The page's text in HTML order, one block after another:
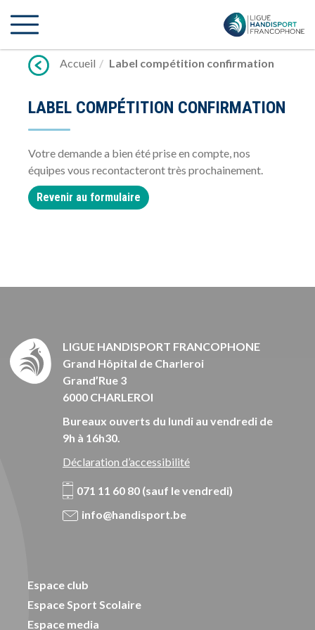
vers
Accueil
Label compétition confirmation
LABEL COMPÉTITION CONFIRMATION
Votre demande a bien été prise en compte, nos
équipes vous recontacteront très prochainement.
Revenir au formulaire
LIGUE HANDISPORT FRANCOPHONE
Grand Hôpital de Charleroi
Grand’Rue 3
6000 CHARLEROI
Bureaux ouverts du lundi au vendredi de
9h à 16h30.
Déclaration d’accessibilité
071 11 60 80 (sauf le vendredi)
info@handisport.be
Espace club
Espace Sport Scolaire
Espace media